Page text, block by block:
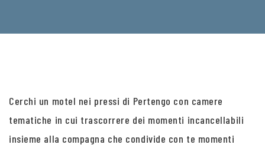
Cerchi un motel nei pressi di Pertengo con camere
tematiche in cui trascorrere dei momenti incancellabili
insieme alla compagna che condivide con te momenti